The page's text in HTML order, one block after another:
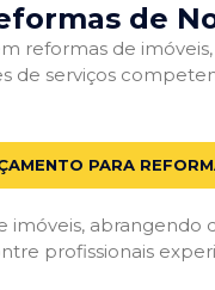
de
reformas de
de serviços
PARA
abrangendo
profissionais